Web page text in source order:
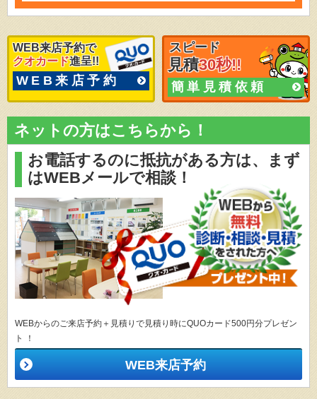
WEB来店予約で
クオカード進呈!!
WEB来店予約
スピード
見積30秒!!
簡単見積依頼
ネットの方はこちらから！
お電話するのに抵抗がある方は、
まず
はWEBメールで相談！
WEBからのご来店予約＋見積りで見積り時にQUOカード500円分プレゼン
ト ！
WEB来店予約